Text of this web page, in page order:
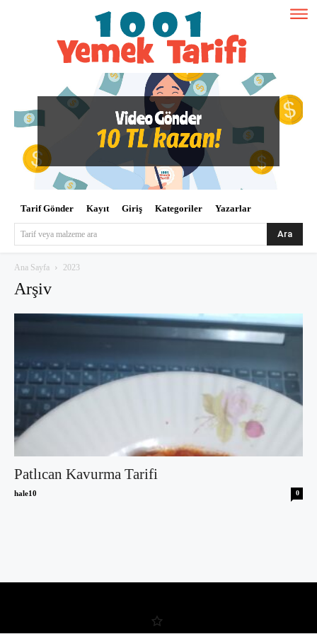
Tarif Gönder Kayıt Giriş Kategoriler Yazarlar
Tarif veya malzeme ara Ara
Ana Sayfa 2023
Arşiv
Patlıcan Kavurma Tarifi
hale10 0